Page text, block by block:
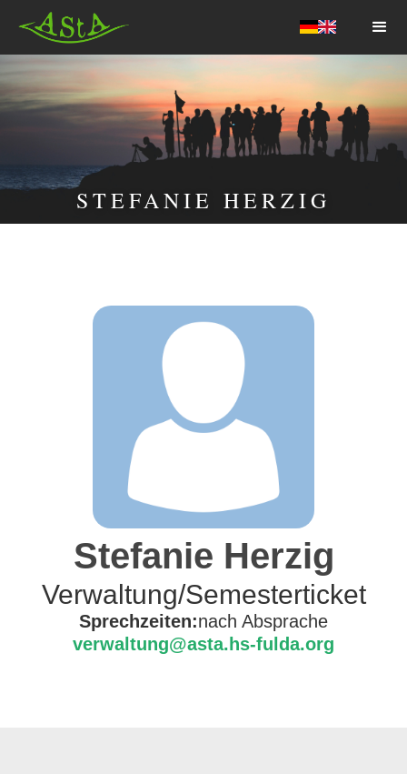
AStA HSF
STEFANIE HERZIG
Stefanie Herzig
Verwaltung/Semesterticket
Sprechzeiten:nach Absprache
verwaltung@asta.hs-fulda.org